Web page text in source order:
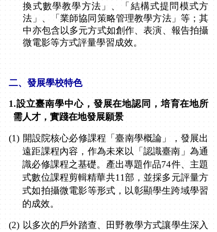
換式數學教學方法」、「結構式提問模式方
法」、「業師協同策略管理教學方法」等；其
中亦包含以多元方式如創作、表演、報告拍攝
微電影等方式評量學習成效。
二、 發展學校特色
1.設立臺南學中心，發展在地認同，培育在地所
需人才，實踐在地發展願景
(1) 開設院核心必修課程「臺南學概論」，發展出
遠距課程內容，作為未來以「認識臺南」為通
識必修課程之基礎。產出專題作品74件、主題
式數位課程剪輯精華共11部，並採多元評量方
式如拍攝微電影等形式，以彰顯學生跨域學習
的成效。
(2) 以多次的戶外踏查、田野教學方式讓學生深入